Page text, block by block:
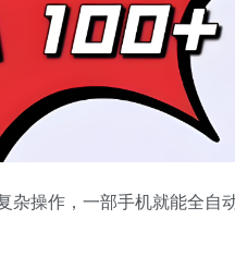
杂操作，一部手机就能全自